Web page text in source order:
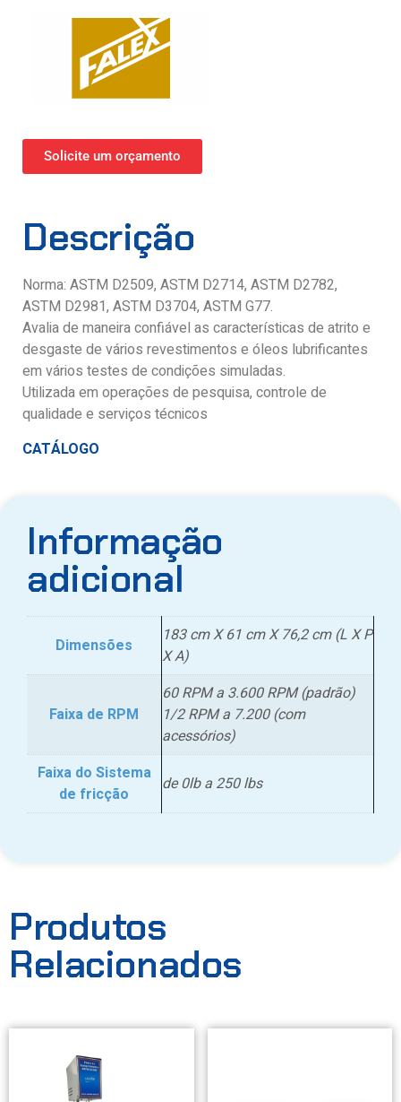
Solicite um orçamento
Descrição
Norma: ASTM D2509, ASTM D2714, ASTM D2782,
ASTM D2981, ASTM D3704, ASTM G77.
Avalia de maneira confiável as características de atrito e
desgaste de vários revestimentos e óleos lubrificantes
em vários testes de condições simuladas.
Utilizada em operações de pesquisa, controle de
qualidade e serviços técnicos
CATÁLOGO
Informação
adicional
Dimensões
183 cm X 61 cm X 76,2 cm (L X P
X A)
Faixa de RPM
60 RPM a 3.600 RPM (padrão)
1/2 RPM a 7.200 (com
acessórios)
Faixa do Sistema
de fricção
de 0lb a 250 lbs
Produtos
Relacionados